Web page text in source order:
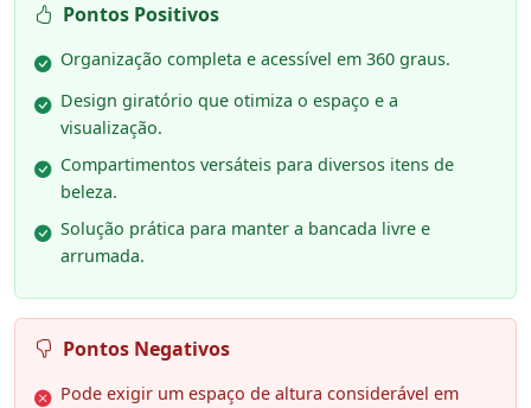
Pontos Positivos
Organização completa e acessível em 360 graus.
Design giratório que otimiza o espaço e a
visualização.
Compartimentos versáteis para diversos itens de
beleza.
Solução prática para manter a bancada livre e
arrumada.
Pontos Negativos
Pode exigir um espaço de altura considerável em